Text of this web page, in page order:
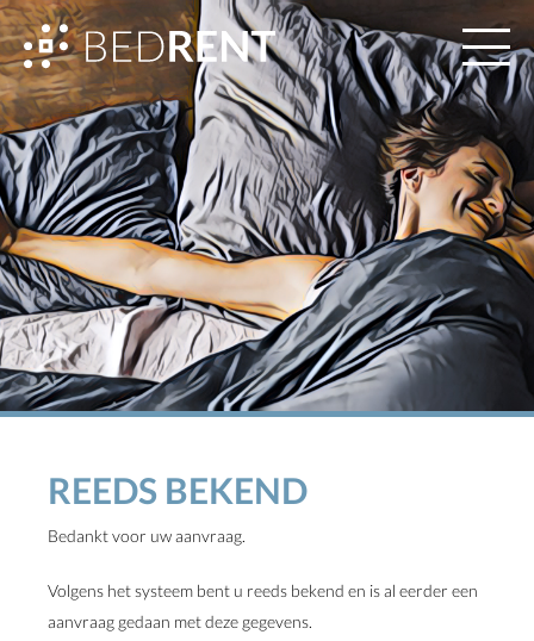
REEDS BEKEND
Bedankt voor uw aanvraag.
Volgens het systeem bent u reeds bekend en is al eerder een
aanvraag gedaan met deze gegevens.